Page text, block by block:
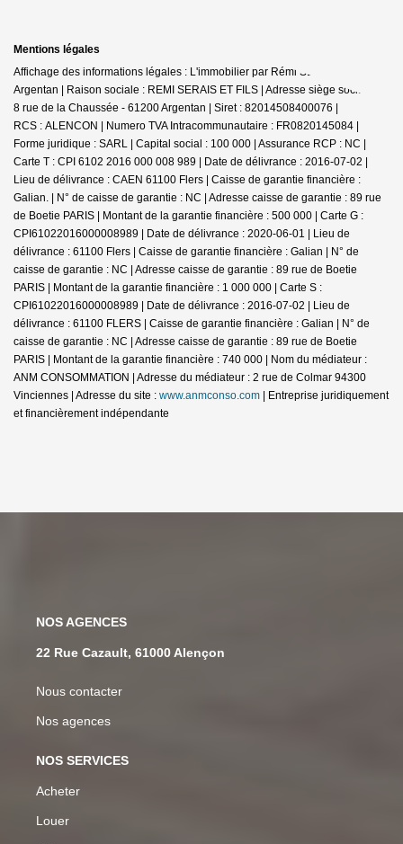
Mentions légales
Affichage des informations légales : L'immobilier par Rémi SERAIS -
Argentan | Raison sociale : REMI SERAIS ET FILS | Adresse siège social : 6-
8 rue de la Chaussée - 61200 Argentan | Siret : 82014508400076 |
RCS : ALENCON | Numero TVA Intracommunautaire : FR0820145084 |
Forme juridique : SARL | Capital social : 100 000 | Assurance RCP : NC |
Carte T : CPI 6102 2016 000 008 989 | Date de délivrance : 2016-07-02 |
Lieu de délivrance : CAEN 61100 Flers | Caisse de garantie financière :
Galian. | N° de caisse de garantie : NC | Adresse caisse de garantie : 89 rue
de Boetie PARIS | Montant de la garantie financière : 500 000 | Carte G :
CPI61022016000008989 | Date de délivrance : 2020-06-01 | Lieu de
délivrance : 61100 Flers | Caisse de garantie financière : Galian | N° de
caisse de garantie : NC | Adresse caisse de garantie : 89 rue de Boetie
PARIS | Montant de la garantie financière : 1 000 000 | Carte S :
CPI61022016000008989 | Date de délivrance : 2016-07-02 | Lieu de
délivrance : 61100 FLERS | Caisse de garantie financière : Galian | N° de
caisse de garantie : NC | Adresse caisse de garantie : 89 rue de Boetie
PARIS | Montant de la garantie financière : 740 000 | Nom du médiateur :
ANM CONSOMMATION | Adresse du médiateur : 2 rue de Colmar 94300
Vinciennes | Adresse du site : www.anmconso.com | Entreprise juridiquement
et financièrement indépendante
NOS AGENCES
22 Rue Cazault, 61000 Alençon
Nous contacter
Nos agences
NOS SERVICES
Acheter
Louer